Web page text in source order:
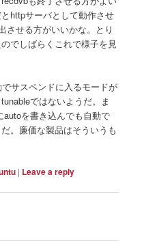
httpサーバとして動作させ
させる方がいいかな。とり
でしばらくこれで様子を見
サスペンドに入るモードが
ではないようだ。ま
を書き込んでも自動で
。廉価な製品はそういうも
| Leave a reply